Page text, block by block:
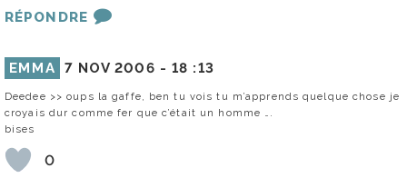
RÉPONDRE
EMMA 7 NOV 2006 -18 :13
Deedee >> oups la gaffe, ben tu vois tu m’apprends quelque chose je
croyais dur comme fer que c’était un homme ….
bises
0